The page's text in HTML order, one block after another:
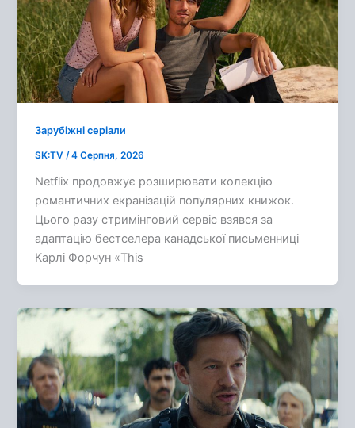
Зарубіжні серіали
SK:TV/4 Серпня, 2026
Netflix продовжує розширювати колекцію
романтичних екранізацій популярних книжок.
Цього разу стримінговий сервіс взявся за
адаптацію бестселера канадської письменниці
Карлі Форчун «This